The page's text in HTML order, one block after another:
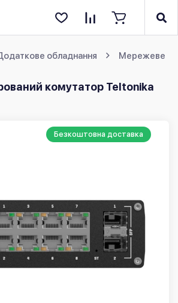
обладнання Мережеве
комутатор Teltonika
Безкоштовна доставка